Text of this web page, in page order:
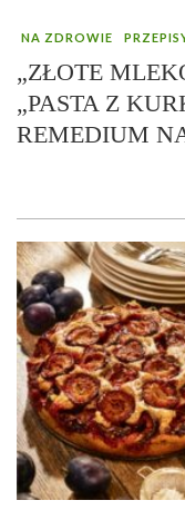
NA ZDROWIE
„ZŁOTE
„PASTA Z
REMEDIUM